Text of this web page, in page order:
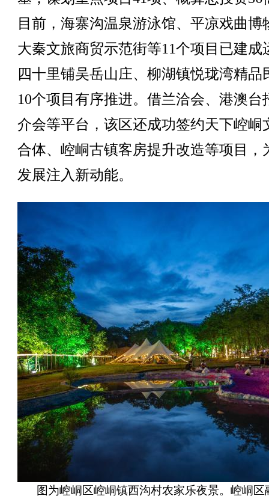
目前，海寨沟温泉游泳馆、平凉戏曲博
大秦文旅商贸示范街等11个项目已建成
四十里铺吴岳山庄、柳湖镇悦珑湾精品
10个项目有序推进。借兰洽会、港澳台
介会等平台，该区还成功签约天下崆峒
合体、崆峒古镇客房提升改造等项目，
发展注入新动能。
图为崆峒区崆峒镇西沟村农家乐夜景。崆峒区